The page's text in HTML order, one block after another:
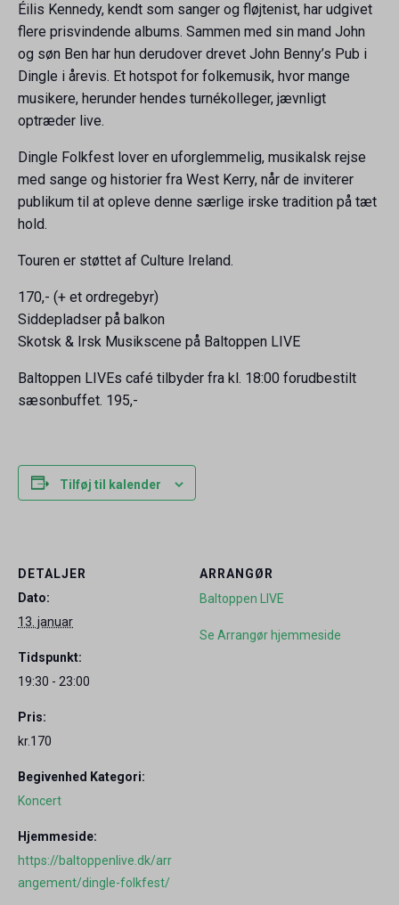
Éilis Kennedy, kendt som sanger og fløjtenist, har udgivet
flere prisvindende albums. Sammen med sin mand John
og søn Ben har hun derudover drevet John Benny’s Pub i
Dingle i årevis. Et hotspot for folkemusik, hvor mange
musikere, herunder hendes turnékolleger, jævnligt
optræder live.
Dingle Folkfest lover en uforglemmelig, musikalsk rejse
med sange og historier fra West Kerry, når de inviterer
publikum til at opleve denne særlige irske tradition på tæt
hold.
Touren er støttet af Culture Ireland.
170,- (+ et ordregebyr)
Siddepladser på balkon
Skotsk & Irsk Musikscene på Baltoppen LIVE
Baltoppen LIVEs café tilbyder fra kl. 18:00 forudbestilt
sæsonbuffet. 195,-
Tilføj til kalender
DETALJER
Dato:
13. januar
Tidspunkt:
19:30 - 23:00
Pris:
kr.170
Begivenhed Kategori:
Koncert
Hjemmeside:
https://baltoppenlive.dk/arr
angement/dingle-folkfest/
ARRANGØR
Baltoppen LIVE
Se Arrangør hjemmeside